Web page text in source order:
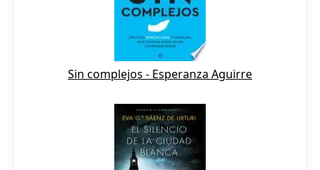
Sin complejos - Esperanza Aguirre